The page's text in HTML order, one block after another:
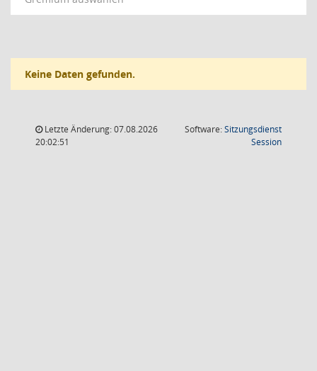
Keine Daten gefunden.
Letzte Änderung: 07.08.2026
20:02:51
Software:Sitzungsdienst
Session(Wird in